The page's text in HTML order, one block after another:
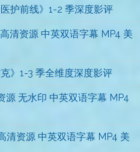
护前线》1-2 季深度影评
清资源 中英双语字幕 MP4 美
》1-3 季全维度深度影评
无水印 中英双语字幕 MP4
清资源 中英双语字幕 MP4 美